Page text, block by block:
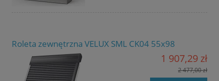
Roleta zewnętrzna VELUX SML CK04 55x98
1 907,29 zł
2 477,00 zł